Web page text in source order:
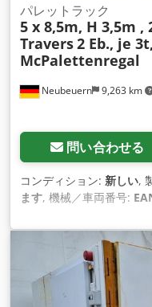
Neubeuern 9,263 km
パレットラック
5 x 8,5m, H 3,5m ,
Travers2 Eb., je 3t,
McPalettenregal
問い合わせる
コンディション: 新しい,
ます, 機械／車両番号:
3,000 kg（キロ
3,500 mm, 支柱間のク
, 棚の列数:5,
, フレーム高さ:3,500
対あたりの最大荷重:
43,500 mm
, サポート長